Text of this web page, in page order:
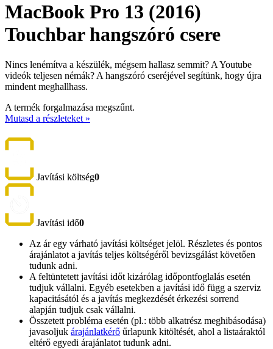
MacBook Pro 13 (2016)
Touchbar hangszóró csere
Nincs lenémítva a készülék, mégsem hallasz semmit? A Youtube
videók teljesen némák? A hangszóró cseréjével segítünk, hogy újra
mindent meghallhass.
A termék forgalmazása megszűnt.
Mutasd a részleteket »
Javítási költség0
Javítási idő0
Az ár egy várható javítási költséget jelöl. Részletes és pontos
árajánlatot a javítás teljes költségéről bevizsgálást követően
tudunk adni.
A feltüntetett javítási időt kizárólag időpontfoglalás esetén
tudjuk vállalni. Egyéb esetekben a javítási idő függ a szerviz
kapacitásától és a javítás megkezdését érkezési sorrend
alapján tudjuk csak vállalni.
Összetett probléma esetén (pl.: több alkatrész meghibásodása)
javasoljuk árajánlatkérő űrlapunk kitöltését, ahol a listaáraktól
eltérő egyedi árajánlatot tudunk adni.